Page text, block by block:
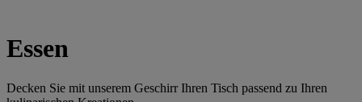
Essen
Decken Sie mit unserem Geschirr Ihren Tisch passend zu Ihren